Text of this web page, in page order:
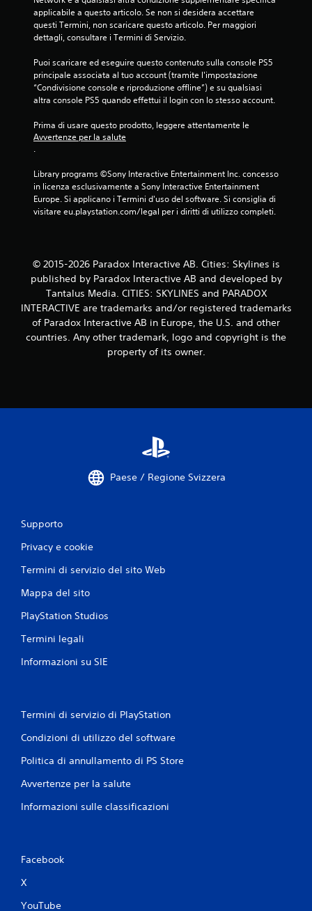
i
q
u
a
9
l
u
t
i
applicabile a questo articolo. Se non si desidera accettare
questi Termini, non scaricare questo articolo. Per maggiori
dettagli, consultare i Termini di Servizio.
Puoi scaricare ed eseguire questo contenuto sulla console PS5
principale associata al tuo account (tramite l'impostazione
“Condivisione console e riproduzione offline”) e su qualsiasi
altra console PS5 quando effettui il login con lo stesso account.
Prima di usare questo prodotto, leggere attentamente le
Avvertenze per la salute
.
Library programs ©Sony Interactive Entertainment Inc. concesso
in licenza esclusivamente a Sony Interactive Entertainment
Europe. Si applicano i Termini d'uso del software. Si consiglia di
visitare eu.playstation.com/legal per i diritti di utilizzo completi.
© 2015-2026 Paradox Interactive AB. Cities: Skylines is
published by Paradox Interactive AB and developed by
Tantalus Media. CITIES: SKYLINES and PARADOX
INTERACTIVE are trademarks and/or registered trademarks
of Paradox Interactive AB in Europe, the U.S. and other
countries. Any other trademark, logo and copyright is the
property of its owner.
Paese / Regione Svizzera
Supporto
Privacy e cookie
Termini di servizio del sito Web
Mappa del sito
PlayStation Studios
Termini legali
Informazioni su SIE
Termini di servizio di PlayStation
Condizioni di utilizzo del software
Politica di annullamento di PS Store
Avvertenze per la salute
Informazioni sulle classificazioni
Facebook
X
YouTube